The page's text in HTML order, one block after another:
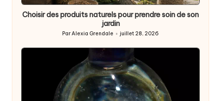
Choisir des produits naturels pour prendre soin de son
jardin
Posted
by
ParAlexia Grendale juillet 28, 2026